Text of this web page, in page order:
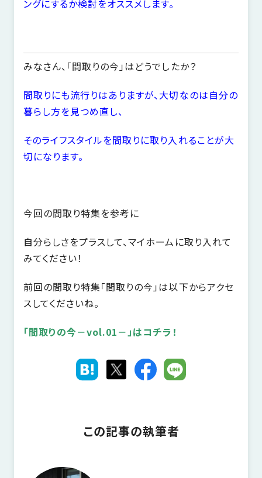
ングにするか検討をオススメします。
みなさん、「間取りの今」はどうでしたか？
間取りにも流行りはありますが、大切なのは自分の
暮らし方を見つめ直し、
そのライフスタイルを間取りに取り入れることが大
切になります。
今回の間取り特集を参考に
自分らしさをプラスして、マイホームに取り入れて
みてください！
前回の間取り特集「間取りの今」は以下からアクセ
スしてくださいね。
「間取りの今－vol.01－」はコチラ！
この記事の執筆者